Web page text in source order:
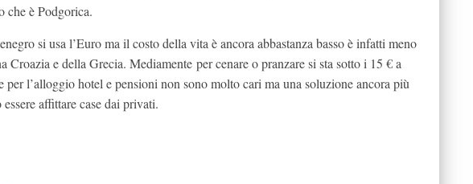
che è Podgorica.
si usa l’Euro ma il costo della vita è ancora abbastanza basso è infatti meno
Croazia e della Grecia. Mediamente per cenare o pranzare si sta sotto i 15 € a
per l’alloggio hotel e pensioni non sono molto cari ma una soluzione ancora più
affittare case dai privati.